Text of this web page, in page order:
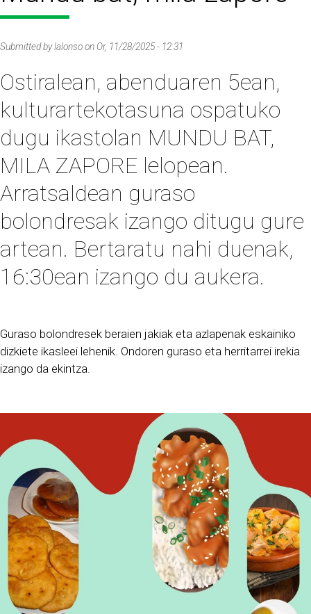
Submitted bylalonsoon Or, 11/28/2025 - 12:31
Ostiralean, abenduaren 5ean,
kulturartekotasuna ospatuko
dugu ikastolan MUNDU BAT,
MILA ZAPORE lelopean.
Arratsaldean guraso
bolondresak izango ditugu gure
artean. Bertaratu nahi duenak,
16:30ean izango du aukera.
Guraso bolondresek beraien jakiak eta azlapenak eskainiko
dizkiete ikasleei lehenik. Ondoren guraso eta herritarrei irekia
izango da ekintza.